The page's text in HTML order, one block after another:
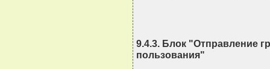
9.4.3. Блок "Отправление
пользования"